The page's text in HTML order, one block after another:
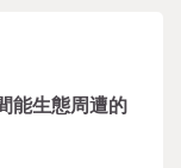
能生態周遭的